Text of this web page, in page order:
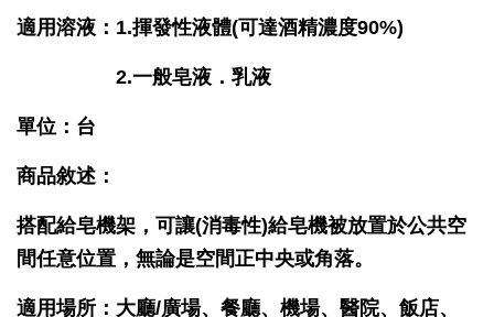
適用溶液：1.揮發性液體(可達酒精濃度90%)
2.一般皂液．乳液
單位：台
商品敘述：
搭配給皂機架，可讓(消毒性)給皂機被放置於公共空
間任意位置，無論是空間正中央或角落。
適用場所：大廳/廣場、餐廳、機場、醫院、飯店、